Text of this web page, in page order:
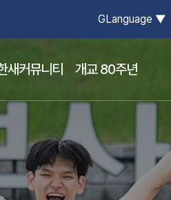
GLanguage ▼
새커뮤니티 개교 80주년